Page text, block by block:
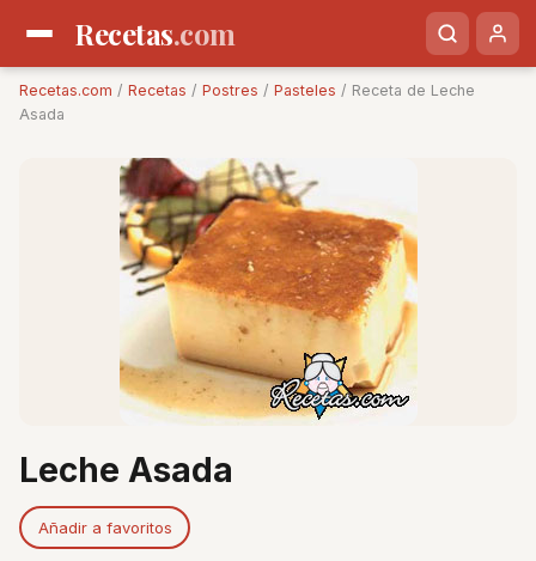
Recetas.com
Recetas.com / Recetas / Postres / Pasteles / Receta de Leche
Asada
Leche Asada
Añadir a favoritos